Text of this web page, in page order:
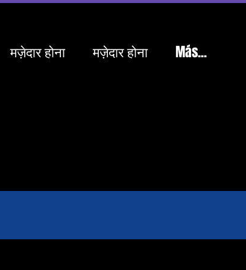
मज़ेदार होना मज़ेदार होना Más...